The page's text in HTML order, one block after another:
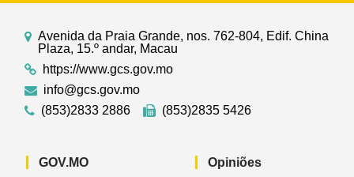
Avenida da Praia Grande, nos. 762-804, Edif. China
Plaza, 15.º andar, Macau
https://www.gcs.gov.mo
info@gcs.gov.mo
(853)2833 2886
(853)2835 5426
GOV.MO Opiniões